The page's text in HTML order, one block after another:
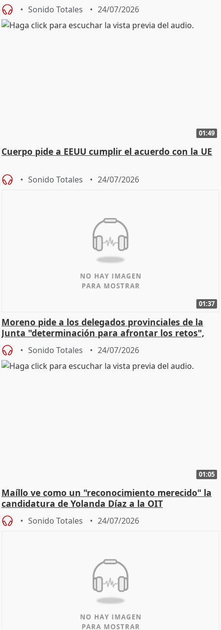
Sonido Totales 24/07/2026
01:49
Cuerpo pide a EEUU cumplir el acuerdo con la UE
Sonido Totales 24/07/2026
01:37
Moreno pide a los delegados provinciales de la
Junta "determinación para afrontar los retos",
diálog
Sonido Totales 24/07/2026
01:05
Maíllo ve como un "reconocimiento merecido" la
candidatura de Yolanda Díaz a la OIT
Sonido Totales 24/07/2026